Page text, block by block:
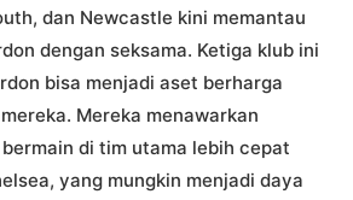
dan Newcastle kini memantau
dengan seksama. Ketiga klub ini
bisa menjadi aset berharga
Mereka menawarkan
di tim utama lebih cepat
yang mungkin menjadi daya